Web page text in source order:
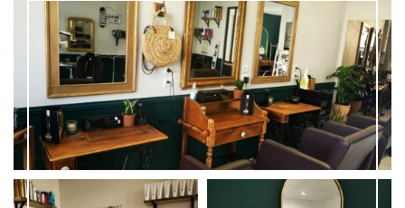
Accueil
services
Tarifs
Galerie
Actualités
Avis
09 82 26 07
Restez